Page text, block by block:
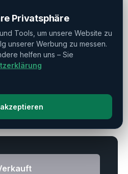
Teilen
Privatsphäre
Tools, um unsere Website zu
unserer Werbung zu messen.
helfen uns – Sie